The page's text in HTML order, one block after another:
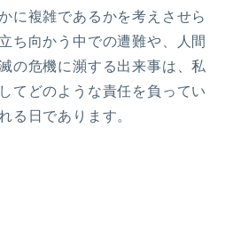
に複雑であるかを考えさせら
ち向かう中での遭難や、人間
の危機に瀕する出来事は、私
てどのような責任を負ってい
る日であります。